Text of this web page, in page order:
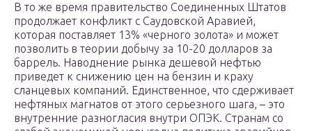
В то же время правительство Соединенных Штатов
продолжает конфликт с Саудовской Аравией,
которая поставляет 13% «черного золота» и может
позволить в теории добычу за 10-20 долларов за
баррель. Наводнение рынка дешевой нефтью
приведет к снижению цен на бензин и краху
сланцевых компаний. Единственное, что сдерживает
нефтяных магнатов от этого серьезного шага, – это
внутренние разногласия внутри ОПЭК. Странам со